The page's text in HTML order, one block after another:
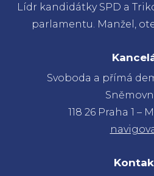
Lídr kandidátky SPD a
parlamentu. Manžel,
Svoboda a přímá
118 26 Praha 1 –